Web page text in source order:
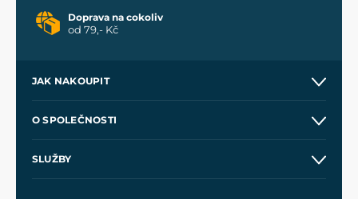
Doprava na cokoliv
od 79,- Kč
JAK NAKOUPIT
Velkoobchod
O SPOLEČNOSTI
SLUŽBY